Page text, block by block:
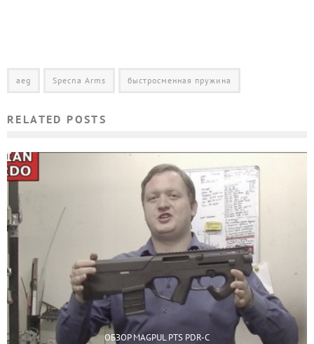
aeg Specna Arms быстросменная пружина
RELATED POSTS
ОБЗОР MAGPUL PTS PDR-C